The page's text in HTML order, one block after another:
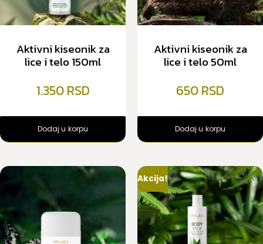
Aktivni kiseonik za
lice i telo 150ml
1.350
Dodaj u korpu
Aktivni kiseonik za
lice i telo 50ml
650
Dodaj u korpu
Akcija!